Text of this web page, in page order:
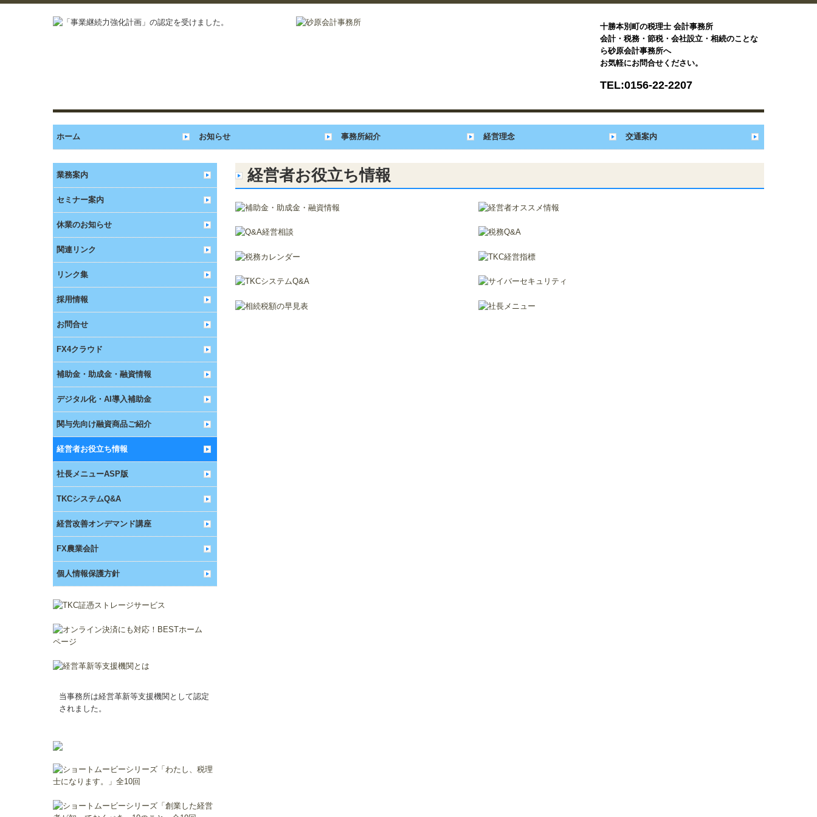
十勝本別町の税理士 会計事務所
会計・税務・節税・会社設立・相続のことな
ら砂原会計事務所へ
お気軽にお問合せください。
TEL:0156-22-2207
ホーム お知らせ 事務所紹介 経営理念 交通案内
業務案内
セミナー案内
休業のお知らせ
関連リンク
リンク集
採用情報
お問合せ
FX4クラウド
補助金・助成金・融資情報
デジタル化・AI導入補助金
関与先向け融資商品ご紹介
経営者お役立ち情報
社長メニューASP版
TKCシステムQ&A
経営改善オンデマンド講座
FX農業会計
個人情報保護方針
当事務所は経営革新等支援機関として認定
されました。
経営者お役立ち情報